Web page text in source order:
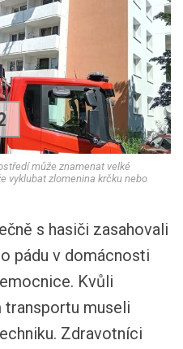
může znamenat velké
vyklubat zlomenina krčku nebo
s hasiči zasahovali
pádu v domácnosti
Kvůli
museli
Zdravotníci